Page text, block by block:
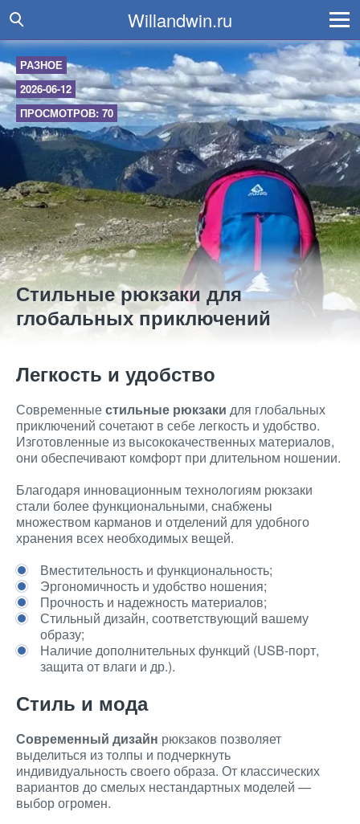
Willandwin.ru
РАЗНОЕ
2026-06-12
ПРОСМОТРОВ: 70
Стильные рюкзаки для
глобальных приключений
Легкость и удобство
Современныестильные рюкзаки для глобальных
приключений сочетают в себе легкость и удобство.
Изготовленные из высококачественных материалов,
они обеспечивают комфорт при длительном ношении.
Благодаря инновационным технологиям рюкзаки
стали более функциональными, снабжены
множеством карманов и отделений для удобного
хранения всех необходимых вещей.
Вместительность и функциональность;
Эргономичность и удобство ношения;
Прочность и надежность материалов;
Стильный дизайн, соответствующий вашему
образу;
Наличие дополнительных функций (USB-порт,
защита от влаги и др.).
Стиль и мода
Современный дизайн рюкзаков позволяет
выделиться из толпы и подчеркнуть
индивидуальность своего образа. От классических
вариантов до смелых нестандартных моделей —
выбор огромен.